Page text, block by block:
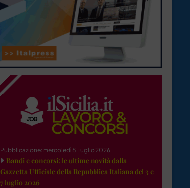
Pubblicazione: mercoledì 8 Luglio 2026
Bandi e concorsi: le ultime novità dalla
Gazzetta Ufficiale della Repubblica Italiana del 3 e
7 luglio 2026